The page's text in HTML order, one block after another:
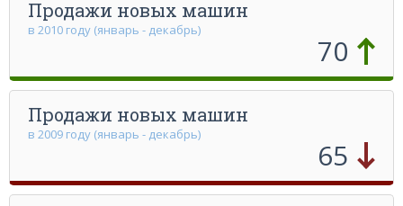
Продажи новых машин
в 2010 году (январь - декабрь)
70
Продажи новых машин
в 2009 году (январь - декабрь)
65